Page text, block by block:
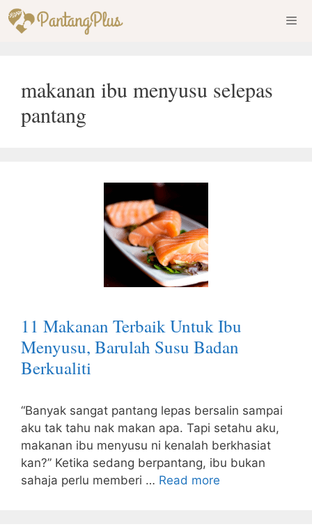
Skip
to
makanan ibu menyusu selepas
pantang
11 Makanan Terbaik Untuk Ibu
Menyusu, Barulah Susu Badan
Berkualiti
“Banyak sangat pantang lepas bersalin sampai
aku tak tahu nak makan apa. Tapi setahu aku,
makanan ibu menyusu ni kenalah berkhasiat
kan?” Ketika sedang berpantang, ibu bukan
sahaja perlu memberi … Read more